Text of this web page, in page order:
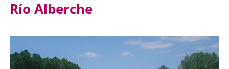
Río Alberche